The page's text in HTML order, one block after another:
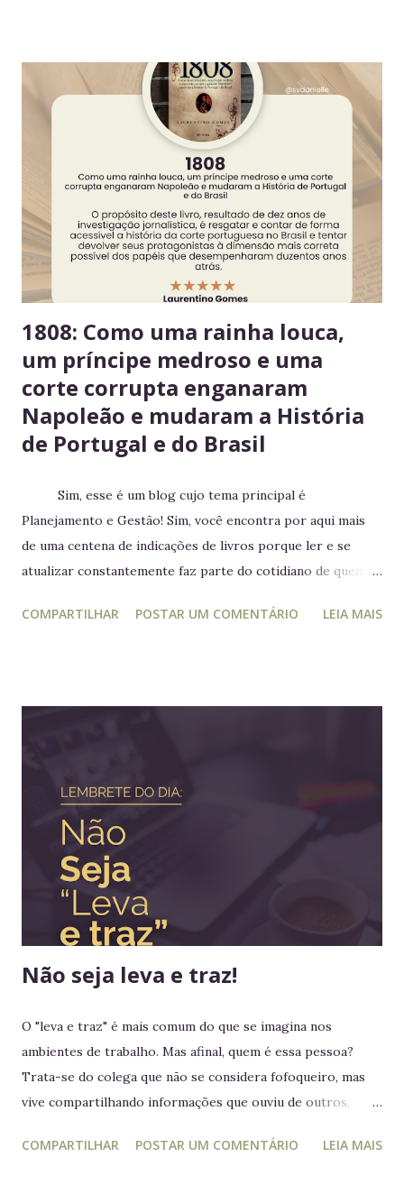
convivência e evita conflitos desnecessários. 2. Organize
seus alimentos em um único espaço Facilita o controle da
validade e mantém a geladeira práticas para todos. 3.
Consuma apenas o que é seu Evita mal-entendidos e
reforça a confiança entre colegas. 4. Derramou algo? Limpe
na hora Higiene imediata garante um ambiente limpo e
agradável para o próximo usuário. 5. Não deixe alimentos
estragarem Escolha um dia fixo da semana para revisar
seus itens e evitar desperdício. 6....
1808: Como uma rainha louca,
um príncipe medroso e uma
corte corrupta enganaram
Napoleão e mudaram a História
de Portugal e do Brasil
Sim, esse é um blog cujo tema principal é
Planejamento e Gestão! Sim, você encontra por aqui mais
de uma centena de indicações de livros porque ler e se
atualizar constantemente faz parte do cotidiano de quem
planejamento e gestão a leitura e atualização frequente é
territórios alheios, mas nenhum deles tinha ido tão longe a
ponto de cruzar um oceano para viver e reinar do outro
lado do mundo. Embora os europeus dominassem colônias
imensas em diversos continentes, até aquele momento
nenhum rei havia colocado os pés em seus territórios
ultramarinos para uma simples...
COMPARTILHAR POSTAR UM COMENTÁRIO LEIA MAIS
Não seja leva e traz!
O "leva e traz" é mais comum do que se imagina nos
ambientes de trabalho. Mas afinal, quem é essa pessoa?
Trata-se do colega que não se considera fofoqueiro, mas
vive compartilhando informações que ouviu de outros,
prática, ele manipula e desagrega, usando informações
COMPARTILHAR POSTAR UM COMENTÁRIO LEIA MAIS